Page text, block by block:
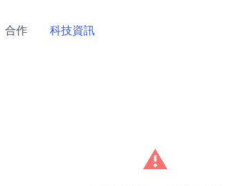
合作 科技資訊
⚠️